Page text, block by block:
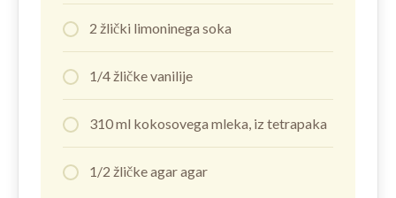
2 žlički limoninega soka
1/4 žličke vanilije
310 ml kokosovega mleka, iz tetrapaka
1/2 žličke agar agar